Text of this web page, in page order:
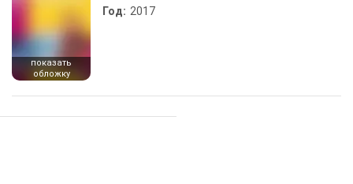
показать
обложку
Год: 2017